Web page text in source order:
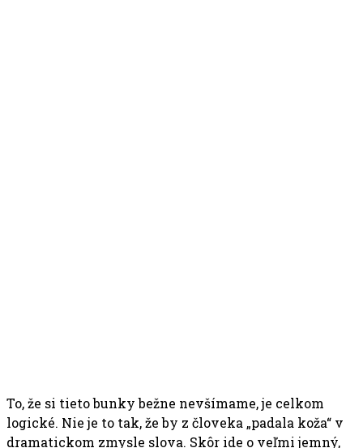
To, že si tieto bunky bežne nevšímame, je celkom
logické. Nie je to tak, že by z človeka „padala koža“ v
dramatickom zmysle slova. Skôr ide o veľmi jemný,